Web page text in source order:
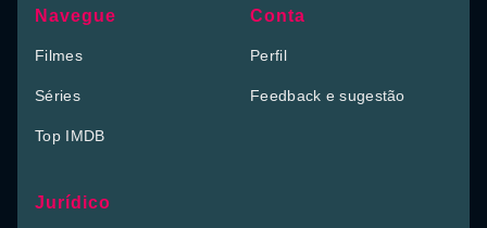
Navegue
Filmes
Séries
Top IMDB
Conta
Perfil
Feedback e sugestão
Jurídico